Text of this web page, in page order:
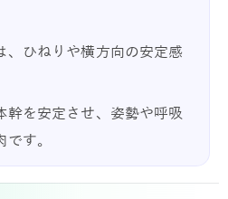
、ひねりや横方向の安定感
幹を安定させ、姿勢や呼吸
す。